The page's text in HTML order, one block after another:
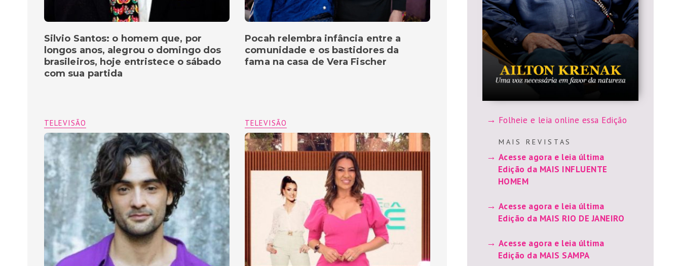
Pocah relembra infância entre a
comunidade e os bastidores da
fama na casa de Vera Fischer
Silvio Santos: o homem que, por
longos anos, alegrou o domingo dos
brasileiros, hoje entristece o sábado
com sua partida
TELEVISÃO
TELEVISÃO Folheie e leia online essa Edição
M A I S R E V I S T A S
Acesse agora e leia última
Edição da MAIS INFLUENTE
HOMEM
Acesse agora e leia última
Edição da MAIS RIO DE JANEIRO
Acesse agora e leia última
Edição da MAIS SAMPA